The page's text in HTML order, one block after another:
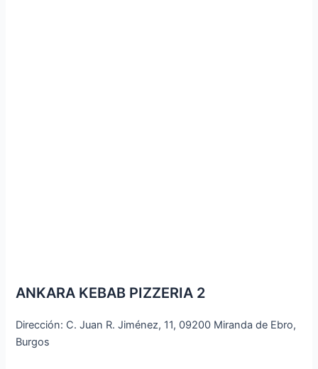
ANKARA KEBAB PIZZERIA 2
Dirección: C. Juan R. Jiménez, 11, 09200 Miranda de Ebro,
Burgos